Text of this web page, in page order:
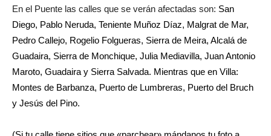
En el Puente las calles que se verán afectadas son: San
Diego, Pablo Neruda, Teniente Muñoz Díaz, Malgrat de Mar,
Pedro Callejo, Rogelio Folgueras, Sierra de Meira, Alcalá de
Guadaira, Sierra de Monchique, Julia Mediavilla, Juan Antonio
Maroto, Guadaira y Sierra Salvada. Mientras que en Villa:
Montes de Barbanza, Puerto de Lumbreras, Puerto del Bruch
y Jesús del Pino.